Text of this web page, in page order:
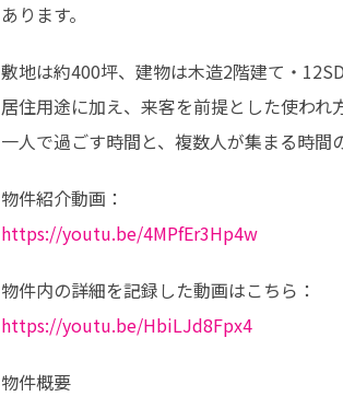
あります。
敷地は約400坪、建物は木造2階建て・
居住用途に加え、来客を前提とした使われ
一人で過ごす時間と、複数人が集まる時間
https://youtu.be/4MPfEr3Hp4w
https://youtu.be/HbiLJd8Fpx4
物件概要